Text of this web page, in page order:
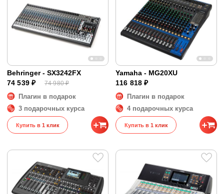
Behringer - SX3242FX
74 539 ₽
74 980 ₽
Плагин в подарок
3 подарочных курса
Купить в 1 клик
Yamaha - MG20XU
116 818 ₽
Плагин в подарок
4 подарочных курса
Купить в 1 клик